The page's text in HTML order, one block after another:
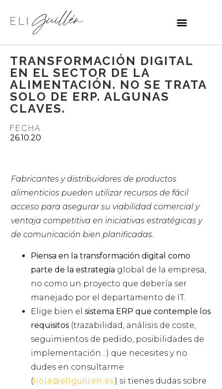
TRANSFORMACIÓN DIGITAL
EN EL SECTOR DE LA
ALIMENTACIÓN. NO SE TRATA
SOLO DE ERP. ALGUNAS
CLAVES.
FECHA
26.10.20
Fabricantes y distribuidores de productos
alimenticios pueden utilizar recursos de fácil
acceso para asegurar su viabilidad comercial y
ventaja competitiva en iniciativas estratégicas y
de comunicación bien planificadas.
Piensa en la transformación digital como
parte de la estrategia global de la empresa,
no como un proyecto que debería ser
manejado por el departamento de IT.
Elige bien elsistema ERP que contemple los
requisitos (trazabilidad, análisis de coste,
seguimientos de pedido, posibilidades de
implementación…) que necesites y no
dudes en consultarme
(hola@eliguillen.es) si tienes dudas sobre